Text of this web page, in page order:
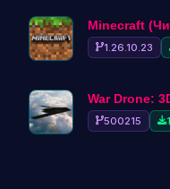
Minecraft
1.26.10.23
War Drone:
500215